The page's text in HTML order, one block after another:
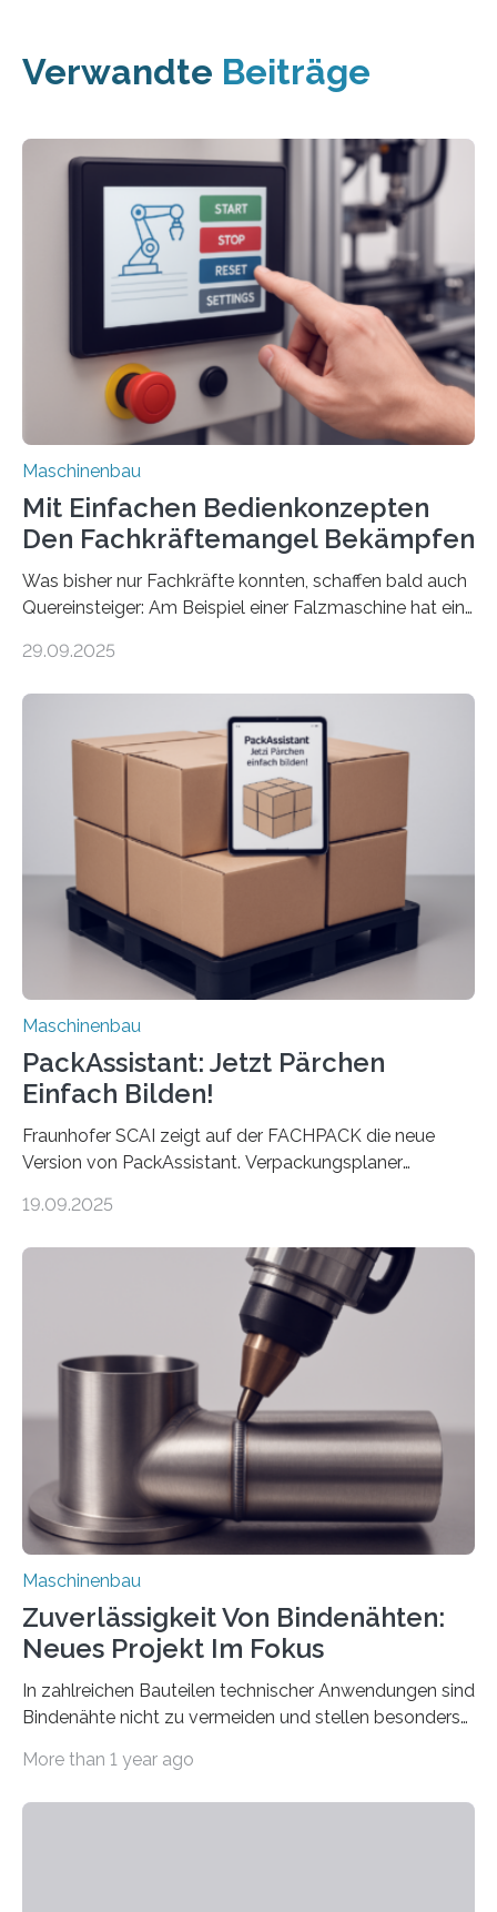
Verwandte Beiträge
Maschinenbau
Mit Einfachen Bedienkonzepten
Den Fachkräftemangel Bekämpfen
Was bisher nur Fachkräfte konnten, schaffen bald auch
Quereinsteiger: Am Beispiel einer Falzmaschine hat ein
Mensch-Maschine-Schnittstelle so sehr vereinfacht,
Die zugrunde liegende Methodik lässt sich auf alle
anderen Maschinen übertragen. Eine Falzmaschine
umzurüsten ist ein Job für echte Profis. Eine solche
Maschine faltet in Druckereien Broschüren, Prospekte,
Landkarten und vieles mehr – mehrere Zehntausend
Exemplare pro Stunde. Je nach Maschinentyp und
Auftrag kann das Umrüsten…
29.09.2025
Maschinenbau
PackAssistant: Jetzt Pärchen
Einfach Bilden!
Fraunhofer SCAI zeigt auf der FACHPACK die neue
Version von PackAssistant. Verpackungsplaner
Automobil, Maschinenbau und in der Zulieferindustrie.
Teile als eine Einheit verpacken. Die Anordnung kann
der Benutzer vorgeben und erhält so mehr Kontrolle
über die Positionierung der Bauteile. Die ebenfalls neue
Automatisierungsschnittstelle dient dazu, die Software
besser in spezifische Unternehmensprozesse
einzubinden. Sankt Augustin – Zur Messe FACHPACK
vom 23. bis 25. September in Nürnberg…
19.09.2025
Maschinenbau
Zuverlässigkeit Von Bindenähten:
Neues Projekt Im Fokus
In zahlreichen Bauteilen technischer Anwendungen sind
Bindenähte nicht zu vermeiden und stellen besonders
Matrixmaterials eine große Herausforderung dar.
More than 1 year ago